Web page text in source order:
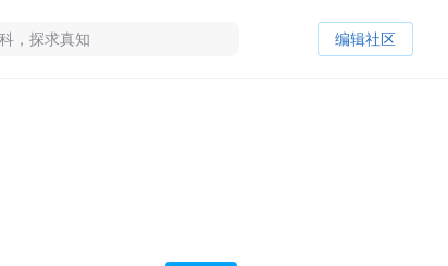
编辑社区